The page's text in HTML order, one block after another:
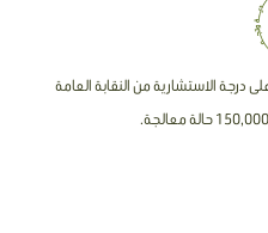
درجة الاستشارية من النقابة العامة